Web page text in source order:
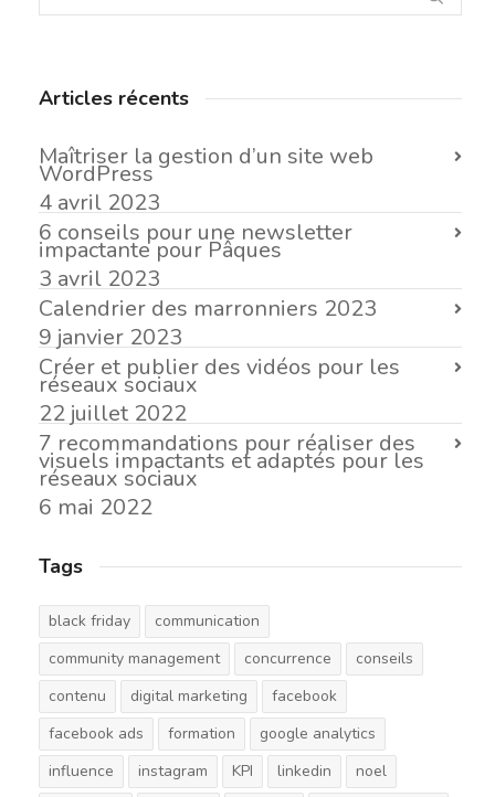
Articles récents
Maîtriser la gestion d’un site web
WordPress
4 avril 2023
6 conseils pour une newsletter
impactante pour Pâques
3 avril 2023
Calendrier des marronniers 2023
9 janvier 2023
Créer et publier des vidéos pour les
réseaux sociaux
22 juillet 2022
7 recommandations pour réaliser des
visuels impactants et adaptés pour les
réseaux sociaux
6 mai 2022
Tags
black friday
communication
community management
concurrence
conseils
contenu
digital marketing
facebook
facebook ads
formation
google analytics
influence
instagram KPI linkedin
noel